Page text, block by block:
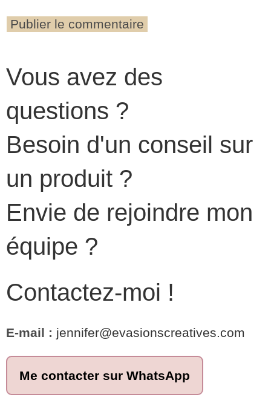
Vous avez des
questions ?
Besoin d'un conseil sur
un produit ?
Envie de rejoindre mon
équipe ?
Contactez-moi !
E-mail : jennifer@evasionscreatives.com
Me contacter sur WhatsApp